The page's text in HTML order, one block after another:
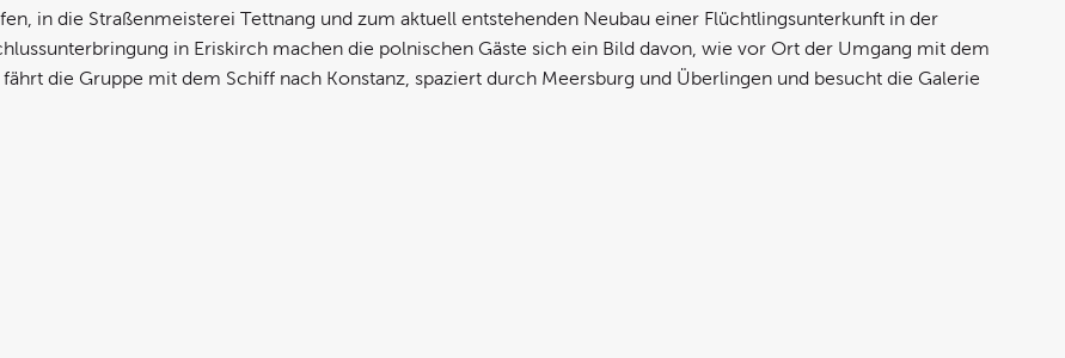
in die Straßenmeisterei Tettnang und zum aktuell entstehenden Neubau einer Flüchtlingsunterkunft in der
in Eriskirch machen die polnischen Gäste sich ein Bild davon, wie vor Ort der Umgang mit dem
die Gruppe mit dem Schiff nach Konstanz, spaziert durch Meersburg und Überlingen und besucht die Galerie